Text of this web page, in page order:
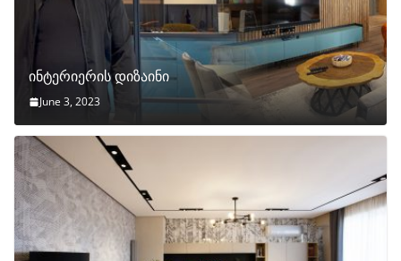
ინტერიერის დიზაინი
June 3, 2023